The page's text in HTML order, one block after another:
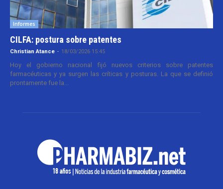
Informes
CILFA: postura sobre patentes
Christian Atance - 18/03/2026 15:45
Hoy el gobierno nacional fijó nuevos criterios sobre patentes
farmacéuticas y ya surgen las críticas y posturas. La que se definió
prontamente fue la...